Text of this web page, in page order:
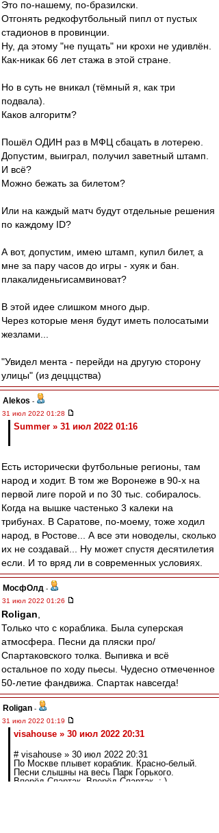
Это по-нашему, по-бразилски.
Отгонять редкофутбольный пипл от пустых
стадионов в провинции.
Ну, да этому "не пущать" ни крохи не удивлён.
Как-никак 66 лет стажа в этой стране.
Но в суть не вникал (тёмный я, как три
подвала).
Каков алгоритм?
Пошёл ОДИН раз в МФЦ сбацать в лотерею.
Допустим, выиграл, получил заветный штамп.
И всё?
Можно бежать за билетом?
Или на каждый матч будут отдельные решения
по каждому ID?
А вот, допустим, имею штамп, купил билет, а
мне за пару часов до игры - хуяк и бан.
плакалиденьгисамвиноват?
В этой идее слишком много дыр.
Через которые меня будут иметь полосатыми
жезлами...
"Увидел мента - перейди на другую сторону
улицы" (из децццства)
Alekos -
31 июл 2022 01:28
Summer » 31 июл 2022 01:16
Есть исторически футбольные регионы, там
народ и ходит. В том же Воронеже в 90-х на
первой лиге порой и по 30 тыс. собиралось.
Когда на вышке частенько 3 калеки на
трибунах. В Саратове, по-моему, тоже ходил
народ, в Ростове... А все эти новоделы, сколько
их не создавай... Ну может спустя десятилетия
если. И то вряд ли в современных условиях.
МосфОлд -
31 июл 2022 01:26
Roligan
Только что с кораблика. Была суперская
атмосфера. Песни да пляски про/
Спартаковского толка. Выпивка и всё
остальное по ходу пьесы. Чудесно отмеченное
50-летие фандвижа. Спартак навсегда!
Roligan -
31 июл 2022 01:19
visahouse » 30 июл 2022 20:31
# visahouse » 30 июл 2022 20:31
По Москве плывет кораблик. Красно-белый.
Песни слышны на весь Парк Горького.
Вперёд Спартак, Вперёд Спартак. :-)